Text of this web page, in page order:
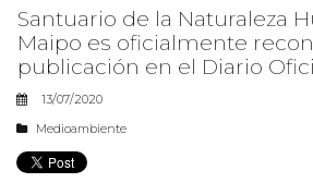
Santuario de la Naturaleza
Maipo es oficialmente
publicación en el Diario
13/07/2020
Medioambiente